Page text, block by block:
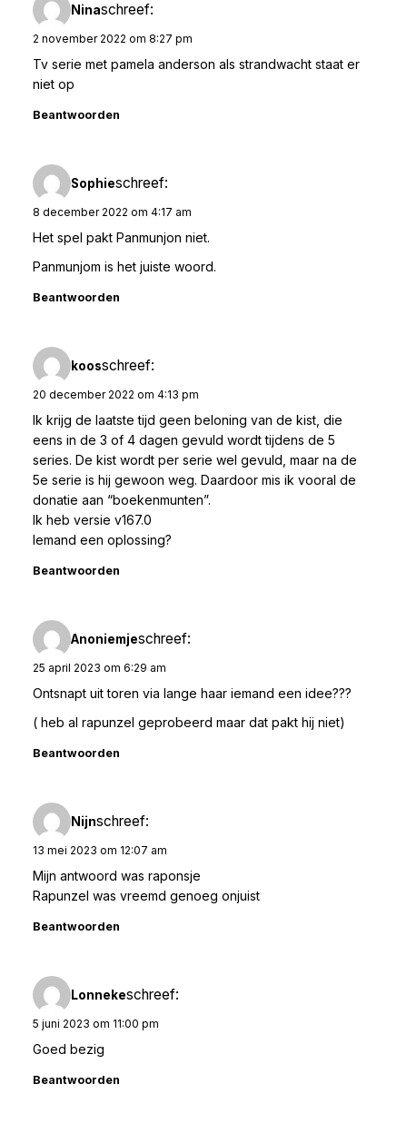
Ninaschreef:
2 november 2022 om 8:27 pm
Tv serie met pamela anderson als strandwacht staat er
niet op
Beantwoorden
Sophieschreef:
8 december 2022 om 4:17 am
Het spel pakt Panmunjon niet.
Panmunjom is het juiste woord.
Beantwoorden
koosschreef:
20 december 2022 om 4:13 pm
Ik krijg de laatste tijd geen beloning van de kist, die
eens in de 3 of 4 dagen gevuld wordt tijdens de 5
series. De kist wordt per serie wel gevuld, maar na de
5e serie is hij gewoon weg. Daardoor mis ik vooral de
donatie aan “boekenmunten”.
Ik heb versie v167.0
Iemand een oplossing?
Beantwoorden
Anoniemjeschreef:
25 april 2023 om 6:29 am
Ontsnapt uit toren via lange haar iemand een idee???
( heb al rapunzel geprobeerd maar dat pakt hij niet)
Beantwoorden
Nijnschreef:
13 mei 2023 om 12:07 am
Mijn antwoord was raponsje
Rapunzel was vreemd genoeg onjuist
Beantwoorden
Lonnekeschreef:
5 juni 2023 om 11:00 pm
Goed bezig
Beantwoorden